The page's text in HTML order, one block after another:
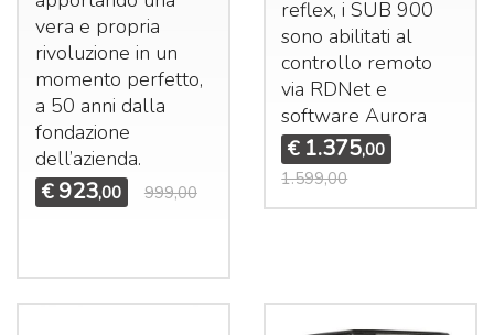
vera e propria
rivoluzione in un
momento perfetto,
a 50 anni dalla
fondazione
dell’azienda.
€ 923,00 999,00
reflex, iSUB 900
sono abilitati al
controllo remoto
via RDNet e
software Aurora
€ 1.375,00
1.599,00